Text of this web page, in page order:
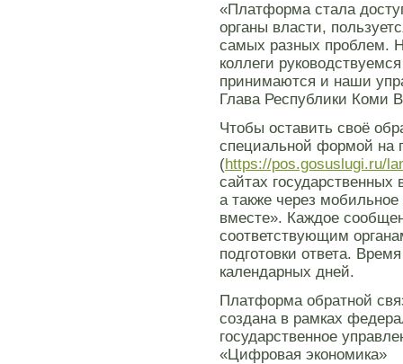
«Платформа стала
органы власти,
самых разных проблем.
коллеги
принимаются и наши
Глава Республики Коми
Чтобы оставить своё
специальной формой на
(https://pos.gosuslugi.ru/
сайтах
а также через
вместе». Каждое
соответствующим
подготовки ответа.
календарных дней.
Платформа обратной
создана в рамках
государственное
«Цифровая экономика»